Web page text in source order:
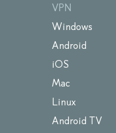
VPN
Windows
Android
iOS
Mac
Linux
Android TV